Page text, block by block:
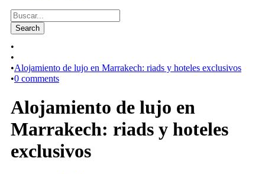
•
•
•Alojamiento de lujo en Marrakech: riads y hoteles exclusivos
•0 comments
Alojamiento de lujo en
Marrakech: riads y hoteles
exclusivos